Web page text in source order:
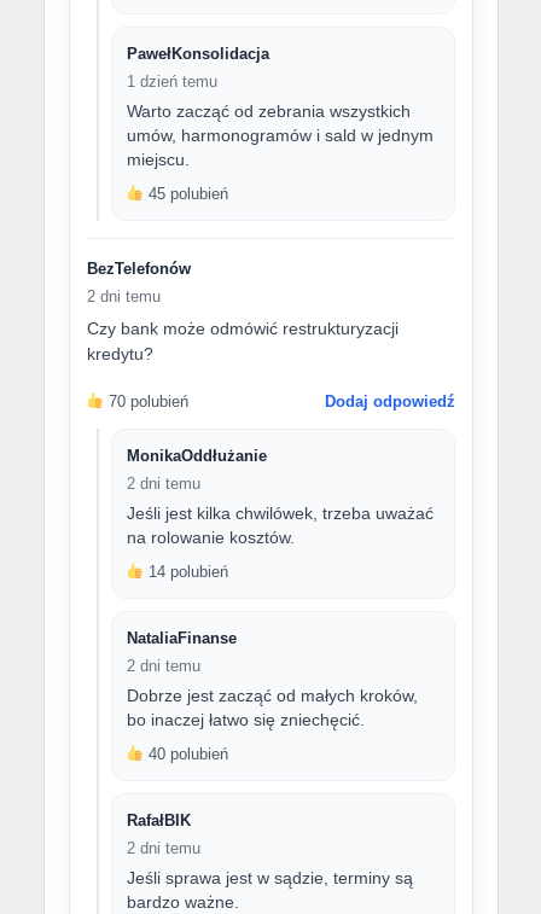
PawełKonsolidacja
1 dzień temu
Warto zacząć od zebrania wszystkich
umów, harmonogramów i sald w jednym
miejscu.
45 polubień
BezTelefonów
2 dni temu
Czy bank może odmówić restrukturyzacji
kredytu?
70 polubień Dodaj odpowiedź
MonikaOddłużanie
2 dni temu
Jeśli jest kilka chwilówek, trzeba uważać
na rolowanie kosztów.
14 polubień
NataliaFinanse
2 dni temu
Dobrze jest zacząć od małych kroków,
bo inaczej łatwo się zniechęcić.
40 polubień
RafałBIK
2 dni temu
Jeśli sprawa jest w sądzie, terminy są
bardzo ważne.